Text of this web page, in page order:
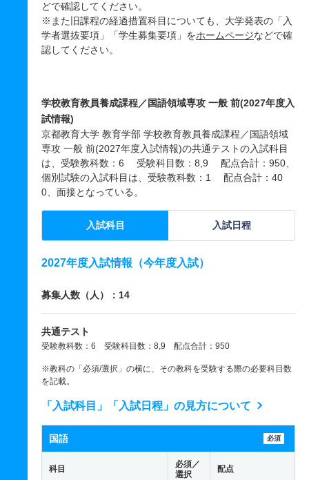
どで確認してください。
※また旧課程の経過措置科目についても、大学発表の「入
学者選抜要項」「学生募集要項」をホームページなどで確
認してください。
学校教育教員養成課程／国語領域専攻 一般 前(2027年度入
試情報)
京都教育大学 教育学部 学校教育教員養成課程／国語領域
専攻 一般 前(2027年度入試情報)の共通テストの入試科目
は、受験教科数：6 受験科目数：8,9 配点合計：950、
個別試験の入試科目は、受験教科数：1 配点合計：40
0、面接となっている。
入試科目 入試日程
2027年度入試情報（今年度入試）
募集人数（人）：14
共通テスト
受験教科数：6 受験科目数：8,9 配点合計：950
※教科の「必須/選択」の横に、その教科を受験する際の必要科目数
を記載。
「入試科目」「入試日程」の見方について
国語 必須
科目
必須／
選択
配点